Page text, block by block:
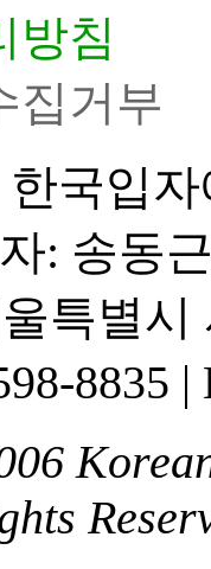
방침
집거부
한국입
: 송동
특별
8835 |